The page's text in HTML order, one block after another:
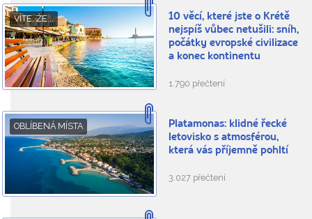
VÍTE, ŽE...
10 věcí, které jste o Krétě
nejspíš vůbec netušili: sníh,
počátky evropské civilizace
a konec kontinentu
1.790 přečtení
OBLÍBENÁ MÍSTA
Platamonas: klidné řecké
letovisko s atmosférou,
která vás příjemně pohltí
3.027 přečtení